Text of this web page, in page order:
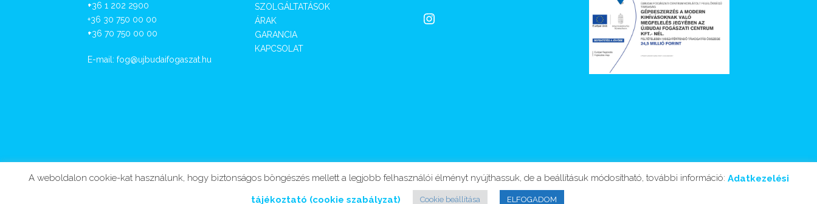
+36 1 202 2900
+36 30 750 00 00
+36 70 750 00 00
E-mail: fog@ujbudaifogaszat.hu
SZOLGÁLTATÁSOK
ÁRAK
GARANCIA
KAPCSOLAT
Instagram
A weboldalon cookie-kat használunk, hogy biztonságos böngészés mellett a legjobb felhasználói élményt nyújthassuk, de a beállításuk módosítható, további információ: Adatkezelési
tájékoztató (cookie szabályzat)
Cookie beállítása ELFOGADOM